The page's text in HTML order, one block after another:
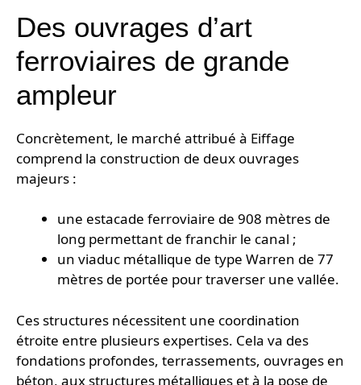
Des ouvrages d’art
ferroviaires de grande
ampleur
Concrètement, le marché attribué à Eiffage
comprend la construction de deux ouvrages
majeurs :
une estacade ferroviaire de 908 mètres de
long permettant de franchir le canal ;
un viaduc métallique de type Warren de 77
mètres de portée pour traverser une vallée.
Ces structures nécessitent une coordination
étroite entre plusieurs expertises. Cela va des
fondations profondes, terrassements, ouvrages en
béton, aux structures métalliques et à la pose de